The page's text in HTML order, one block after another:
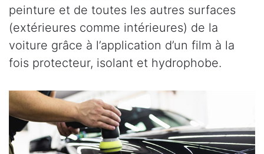
peinture et de toutes les autres surfaces
(extérieures comme intérieures) de la
voiture grâce à l’application d’un film à la
fois protecteur, isolant et hydrophobe.